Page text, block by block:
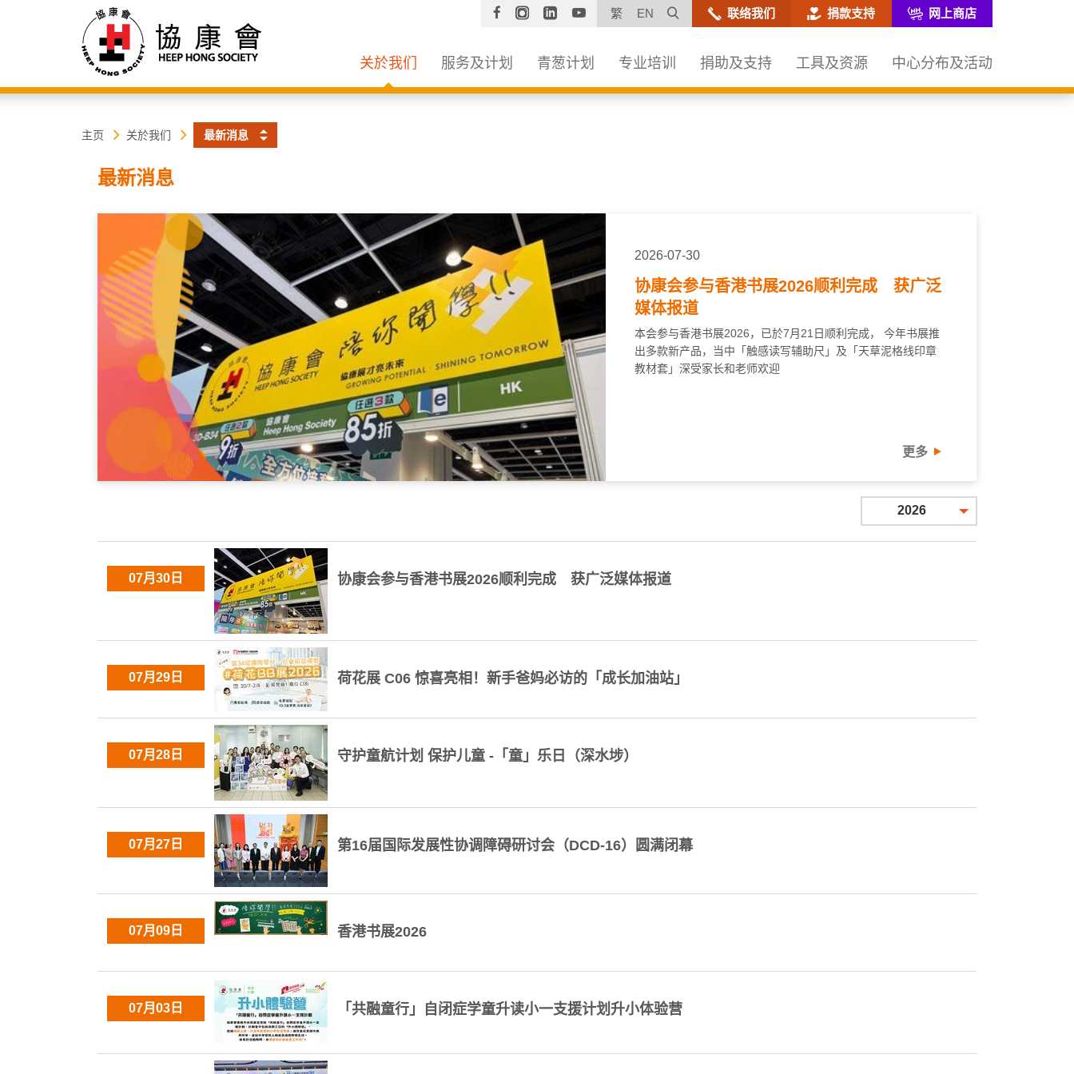
FacebookInstagram
LinkedinYouTube
繁 EN 打开网站搜寻框
联络我们 捐款支持 网上商店
关於我们 服务及计划 青葱计划 专业培训 捐助及支持 工具及资源 中心分布及活动
主页 关於我们 最新消息
最新消息
2026-07-30
协康会参与香港书展2026顺利完成 获广泛
媒体报道
本会参与香港书展2026，已於7月21日顺利完成， 今年书展推
出多款新产品，当中「触感读写辅助尺」及「天草泥格线印章
教材套」深受家长和老师欢迎
更多
2026
07月30日 协康会参与香港书展2026顺利完成 获广泛媒体报道
07月29日 荷花展 C06 惊喜亮相！新手爸妈必访的「成长加油站」
07月28日 守护童航计划 保护儿童 -「童」乐日（深水埗）
07月27日 第16届国际发展性协调障碍研讨会（DCD-16）圆满闭幕
07月09日 香港书展2026
07月03日 「共融童行」自闭症学童升读小一支援计划升小体验营